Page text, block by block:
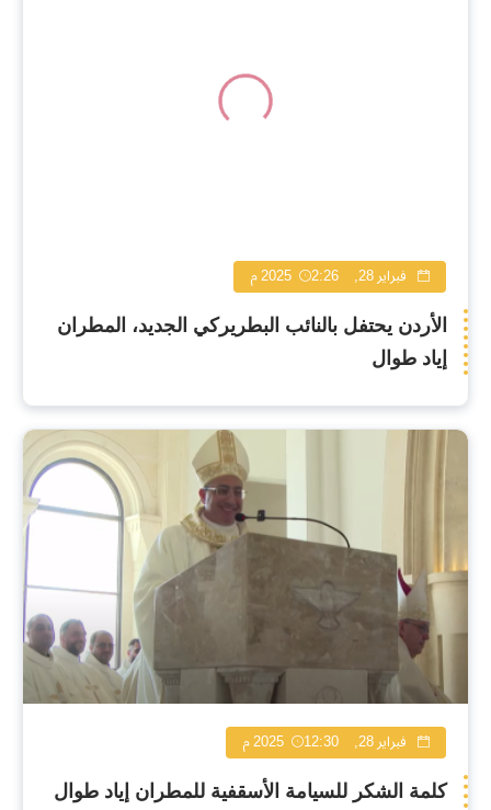
فبراير 28, 2025 2:26 م
الأردن يحتفل بالنائب البطريركي الجديد، المطران
إياد طوال
فبراير 28, 2025 12:30 م
كلمة الشكر للسيامة الأسقفية للمطران إياد طوال